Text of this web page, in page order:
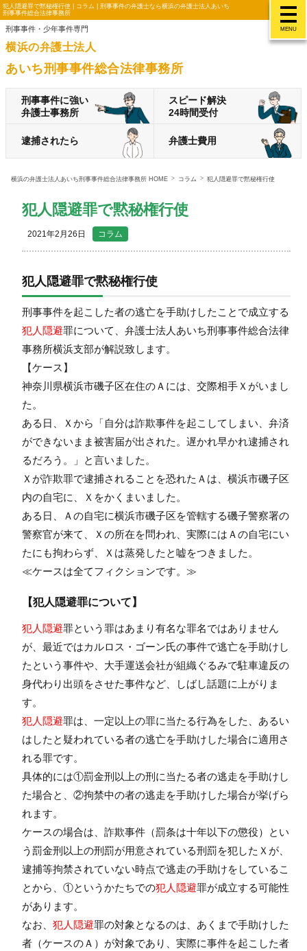
MENU
犯人隠避罪で黙秘権行使 | コラム | 刑事事件の弁護士なら横浜の弁護士法人あいち
刑事事件総合法律事務所
刑事事件・少年事件専門
横浜の弁護士法人
あいち刑事事件総合法律事務所
刑事事件に強い
弁護士事務所
スピード解決
24時間受付
逮捕されたら 弁護士費用
横浜の弁護士法人あいち刑事事件総合法律事務所 HOME コラム 犯人隠避罪で黙秘権行使
犯人隠避罪で黙秘権行使
2021年2月26日 コラム
犯人隠避罪で黙秘権行使
刑事事件を起こした者の逃亡を手助けしたことで成立する
犯人隠避罪について、弁護士法人あいち刑事事件総合法律
事務所横浜支部が解説致します。
【ケース】
神奈川県横浜市磯子区在住のＡには、交際相手Ｘがいまし
た。
ある日、Ｘから「自分は詐欺事件を起こしてしまい、弁済
ができないまま被害届が出された。遅かれ早かれ逮捕され
るだろう。」と言いました。
Ｘが詐欺罪で逮捕されることを恐れたＡは、横浜市磯子区
内の自宅に、Ｘをかくまいました。
ある日、Ａの自宅に横浜市磯子区を管轄する磯子警察署の
警察官が来て、Ｘの所在を問われ、実際にはＡの自宅にい
たにも拘わらず、Ｘは蒸発したと嘘をつきました。
≪ケースは全てフィクションです。≫
【犯人隠避罪について】
犯人隠避罪という罪はあまり有名な罪名ではありません
が、最近ではカルロス・ゴーン氏の事件で逃亡を手助けし
たという事件や、大手運送会社が組織ぐるみで駐車違反の
身代わり出頭をさせた事件など、しばし話題に上がりま
す。
犯人隠避罪は、一定以上の罪に当たる行為をした、あるい
はしたと疑われている者の逃亡を手助けした場合に適用さ
れる罪です。
具体的には①罰金刑以上の刑に当たる者の逃走を手助けし
た場合と、②拘禁中の者の逃走を手助けした場合が挙げら
れます。
ケースの場合は、詐欺事件（罰条は十年以下の懲役）とい
う罰金刑以上の刑罰が用意されている刑罰を犯したＸが、
逮捕等拘禁されていない時点で逃走の手助けをしているこ
とから、①というかたちでの犯人隠避罪が成立する可能性
があります。
なお、 犯人隠避罪の対象となるのは、あくまで手助けした
者（ケースのＡ）が対象であり、実際に事件を起こした者